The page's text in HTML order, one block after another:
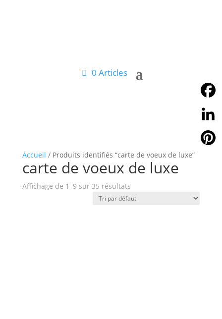
0 Articles
Accueil / Produits identifiés “carte de voeux de luxe”
carte de voeux de luxe
Affichage de 1–9 sur 35 résultats